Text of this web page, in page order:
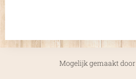
Mogelijk gemaakt door